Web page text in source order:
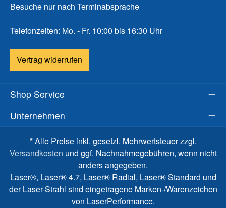
Besuche nur nach Terminabsprache
Telefonzeiten: Mo. - Fr. 10:00 bis 16:30 Uhr
Vertrag widerrufen
Shop Service
Unternehmen
* Alle Preise inkl. gesetzl. Mehrwertsteuer zzgl.
Versandkosten und ggf. Nachnahmegebühren, wenn nicht
anders angegeben.
Laser®, Laser® 4.7, Laser® Radial, Laser® Standard und
der Laser-Strahl sind eingetragene Marken-/Warenzeichen
von LaserPerformance.